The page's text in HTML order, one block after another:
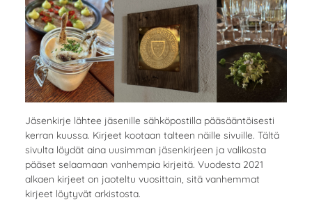
Jäsenkirje lähtee jäsenille sähköpostilla pääsääntöisesti
kerran kuussa. Kirjeet kootaan talteen näille sivuille. Tältä
sivulta löydät aina uusimman jäsenkirjeen ja valikosta
pääset selaamaan vanhempia kirjeitä. Vuodesta 2021
alkaen kirjeet on jaoteltu vuosittain, sitä vanhemmat
kirjeet löytyvät arkistosta.